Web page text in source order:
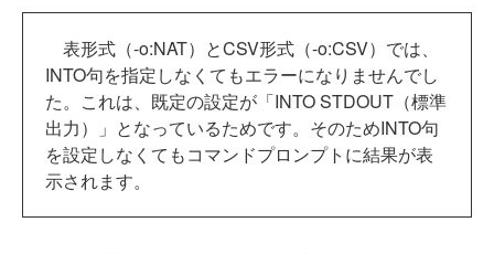
表形式（-o:NAT）とCSV形式（-o:CSV）では、
INTO句を指定しなくてもエラーになりませんでし
た。これは、既定の設定が「INTO STDOUT（標準
出力）」となっているためです。そのためINTO句
を設定しなくてもコマンドプロンプトに結果が表
示されます。